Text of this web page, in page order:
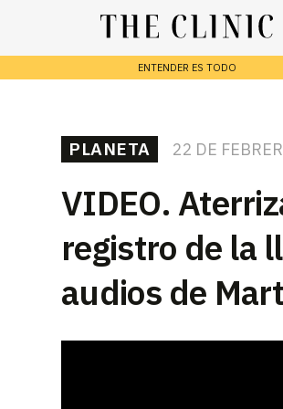
ENTENDER ES TODO
Escribe lo que deseas y
PLANETA 22 DE
VIDEO.
registro de la
audios de